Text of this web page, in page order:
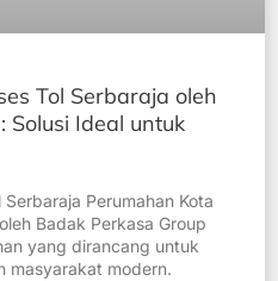
Tol Serbaraja oleh
Solusi Ideal untuk
Perumahan Kota
Badak Perkasa Group
yang dirancang untuk
masyarakat modern.